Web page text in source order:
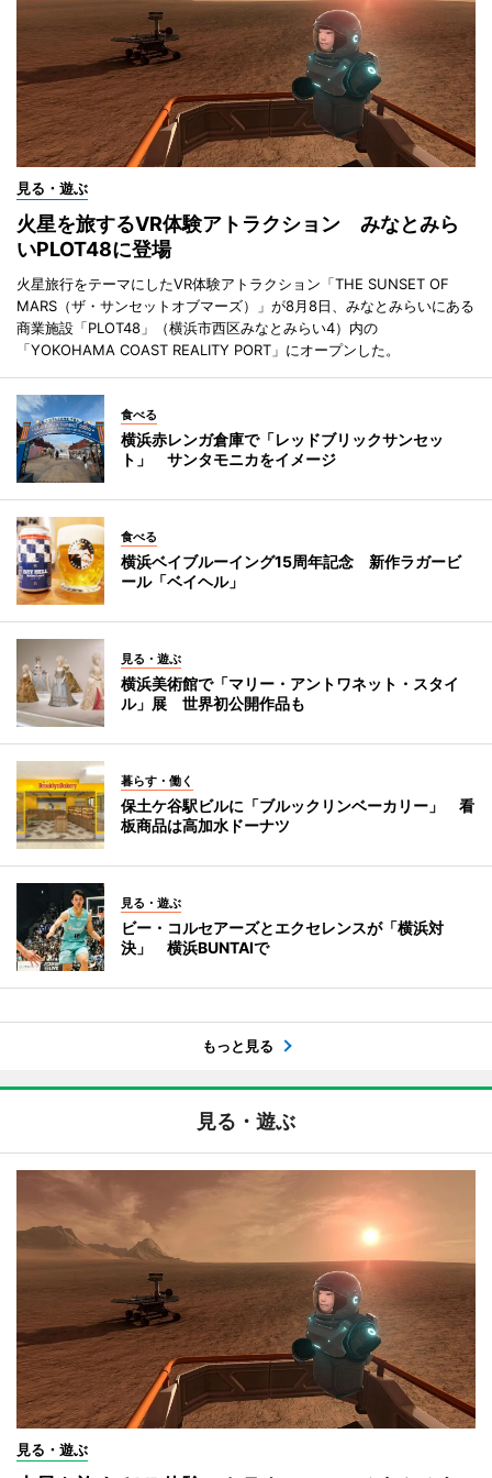
見る・遊ぶ
火星を旅するVR体験アトラクション みなとみら
いPLOT48に登場
火星旅行をテーマにしたVR体験アトラクション「THE SUNSET OF
MARS（ザ・サンセットオブマーズ）」が8月8日、みなとみらいにある
商業施設「PLOT48」（横浜市西区みなとみらい4）内の
「YOKOHAMA COAST REALITY PORT」にオープンした。
食べる
横浜赤レンガ倉庫で「レッドブリックサンセッ
ト」 サンタモニカをイメージ
食べる
横浜ベイブルーイング15周年記念 新作ラガービ
ール「ベイヘル」
見る・遊ぶ
横浜美術館で「マリー・アントワネット・スタイ
ル」展 世界初公開作品も
暮らす・働く
保土ケ谷駅ビルに「ブルックリンベーカリー」 看
板商品は高加水ドーナツ
見る・遊ぶ
ビー・コルセアーズとエクセレンスが「横浜対
決」 横浜BUNTAIで
もっと見る
見る・遊ぶ
見る・遊ぶ